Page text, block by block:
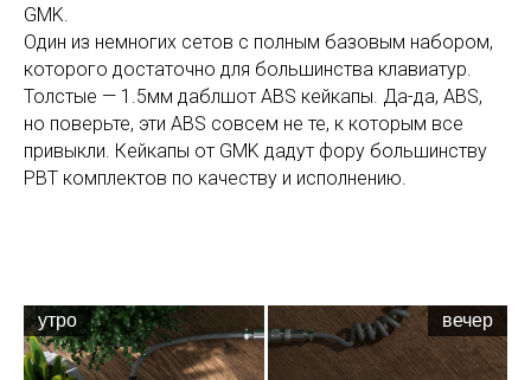
GMK.
Один из немногих сетов с полным базовым набором,
которого достаточно для большинства клавиатур.
Толстые — 1.5мм даблшот ABS кейкапы. Да-да, ABS,
но поверьте, эти ABS совсем не те, к которым все
привыкли. Кейкапы от GMK дадут фору большинству
PBT комплектов по качеству и исполнению.
утро вечер